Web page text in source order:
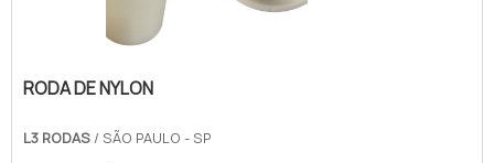
RODA DE NYLON
L3 RODAS / SÃO PAULO - SP